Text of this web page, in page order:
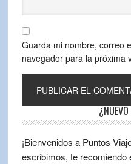
Guarda mi nombre, correo
navegador para la próxima
¡Bienvenidos a Puntos
escribimos, te recomiendo